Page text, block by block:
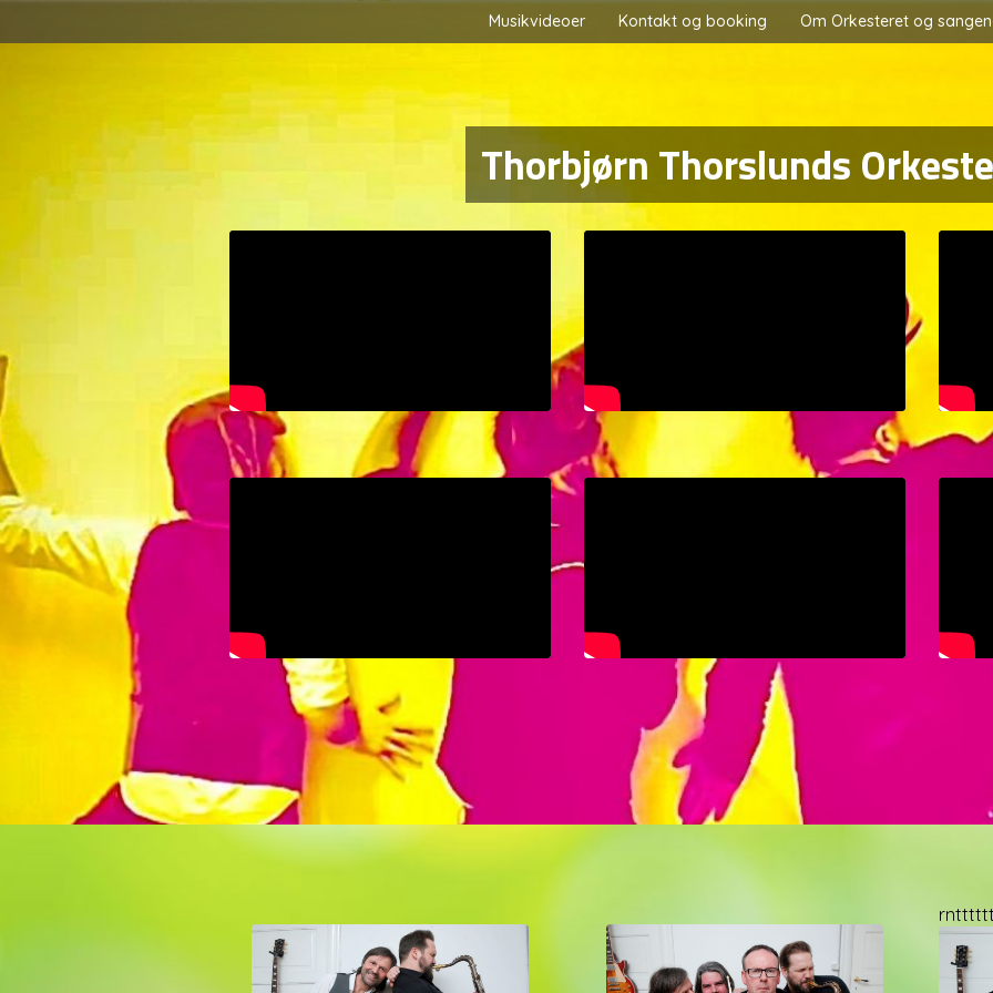
Musikvideoer Kontakt og booking Om Orkesteret og
Thorbjørn Thorslunds